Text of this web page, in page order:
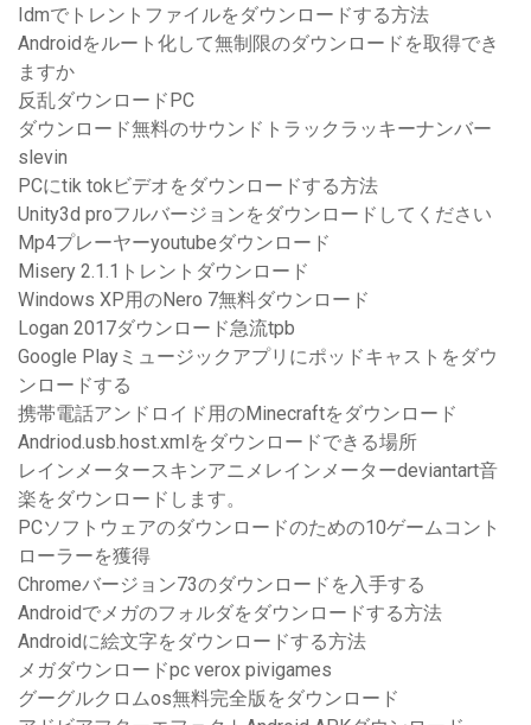
Idmでトレントファイルをダウンロードする方法
Androidをルート化して無制限のダウンロードを取得でき
ますか
反乱ダウンロードPC
ダウンロード無料のサウンドトラックラッキーナンバー
slevin
PCにtik tokビデオをダウンロードする方法
Unity3d proフルバージョンをダウンロードしてください
Mp4プレーヤーyoutubeダウンロード
Misery 2.1.1トレントダウンロード
Windows XP用のNero 7無料ダウンロード
Logan 2017ダウンロード急流tpb
Google Playミュージックアプリにポッドキャストをダウ
ンロードする
携帯電話アンドロイド用のMinecraftをダウンロード
Andriod.usb.host.xmlをダウンロードできる場所
レインメータースキンアニメレインメーターdeviantart音
楽をダウンロードします。
PCソフトウェアのダウンロードのための10ゲームコント
ローラーを獲得
Chromeバージョン73のダウンロードを入手する
Androidでメガのフォルダをダウンロードする方法
Androidに絵文字をダウンロードする方法
メガダウンロードpc verox pivigames
グーグルクロムos無料完全版をダウンロード